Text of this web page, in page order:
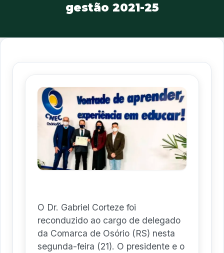
gestão 2021-25
O Dr. Gabriel Corteze foi
reconduzido ao cargo de delegado
da Comarca de Osório (RS) nesta
segunda-feira (21). O presidente e o